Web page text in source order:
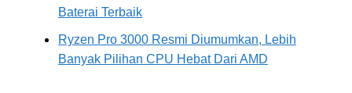
Baterai Terbaik
Ryzen Pro 3000 Resmi Diumumkan, Lebih
Banyak Pilihan CPU Hebat Dari AMD